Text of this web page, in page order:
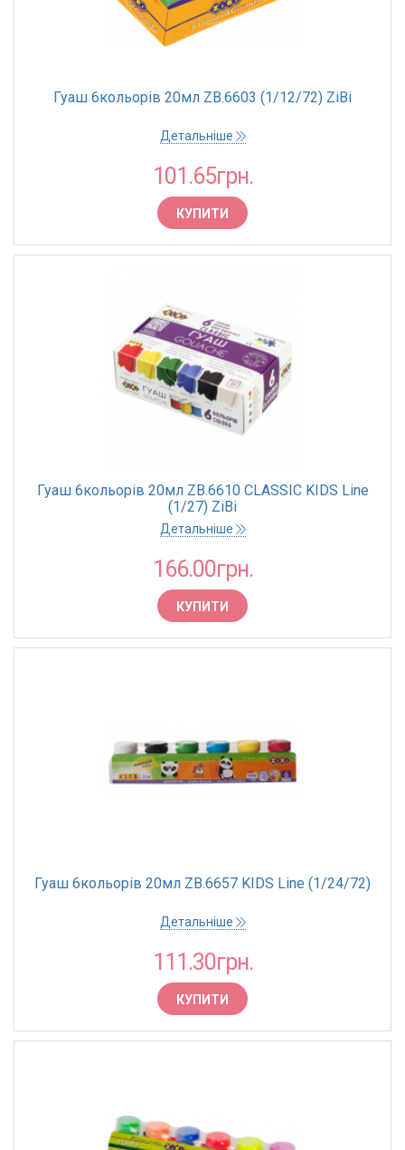
Гуаш 6кольорів 20мл ZB.6603 (1/12/72) ZiBi
Детальніше
101.65грн.
КУПИТИ
Гуаш 6кольорів 20мл ZB.6610 CLASSIC KIDS Line
(1/27) ZiBi
Детальніше
166.00грн.
КУПИТИ
Гуаш 6кольорів 20мл ZB.6657 KIDS Line (1/24/72)
Детальніше
111.30грн.
КУПИТИ